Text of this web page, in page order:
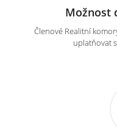
Možnost
Členové Realitní
uplatňovat